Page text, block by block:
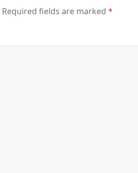
Required fields are marked*